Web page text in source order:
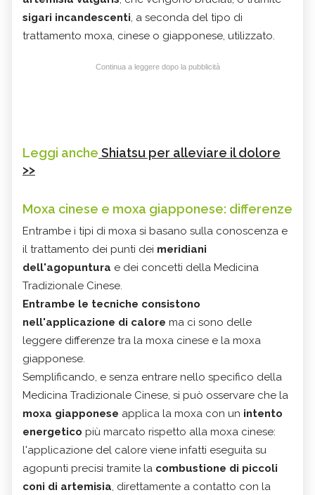
sigari incandescenti, a seconda del tipo di
trattamento moxa, cinese o giapponese, utilizzato.
Continua a leggere dopo la pubblicità
Leggi anche Shiatsu per alleviare il dolore
>>
Moxa cinese e moxa giapponese: differenze
Entrambe i tipi di moxa si basano sulla conoscenza e
il trattamento dei punti dei meridiani
dell'agopuntura e dei concetti della Medicina
Tradizionale Cinese.
Entrambe le tecniche consistono
nell'applicazione di calore ma ci sono delle
leggere differenze tra la moxa cinese e la moxa
giapponese.
Semplificando, e senza entrare nello specifico della
Medicina Tradizionale Cinese, si può osservare che la
moxa giapponese applica la moxa con un intento
energetico più marcato rispetto alla moxa cinese:
l'applicazione del calore viene infatti eseguita su
agopunti precisi tramite la combustione di piccoli
coni di artemisia, direttamente a contatto con la